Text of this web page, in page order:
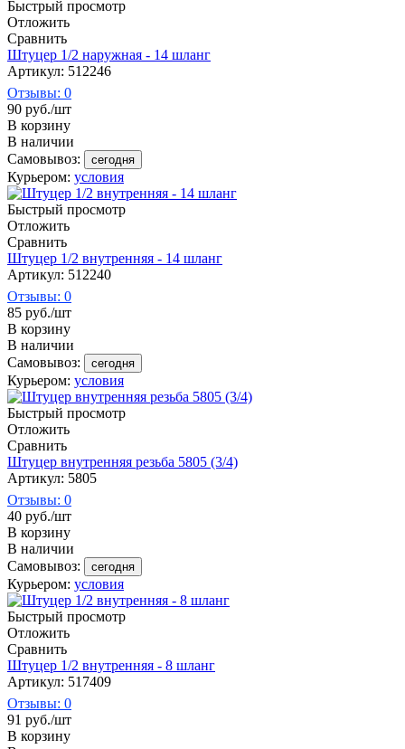
Быстрый просмотр
Отложить
Сравнить
Штуцер 1/2 наружная - 14 шланг
Артикул: 512246
Отзывы: 0
90 руб./шт
В корзину
В наличии
Самовывоз:
сегодня
Курьером: условия
Быстрый просмотр
Отложить
Сравнить
Штуцер 1/2 внутренняя - 14 шланг
Артикул: 512240
Отзывы: 0
85 руб./шт
В корзину
В наличии
Самовывоз:
сегодня
Курьером: условия
Быстрый просмотр
Отложить
Сравнить
Штуцер внутренняя резьба 5805 (3/4)
Артикул: 5805
Отзывы: 0
40 руб./шт
В корзину
В наличии
Самовывоз:
сегодня
Курьером: условия
Быстрый просмотр
Отложить
Сравнить
Штуцер 1/2 внутренняя - 8 шланг
Артикул: 517409
Отзывы: 0
91 руб./шт
В корзину